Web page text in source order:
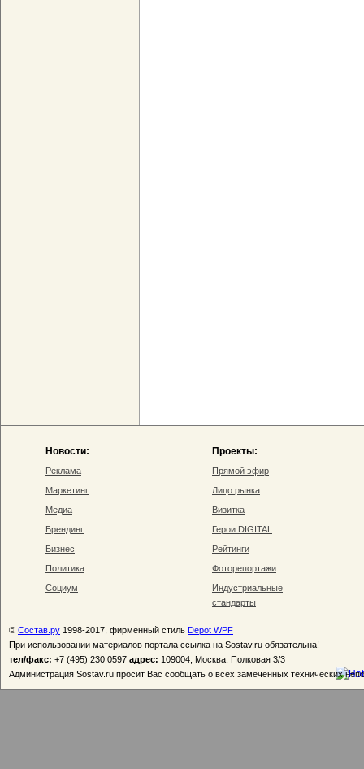
Новости:
Реклама
Маркетинг
Медиа
Брендинг
Бизнес
Политика
Социум
Проекты:
Прямой эфир
Лицо рынка
Визитка
Герои DIGITAL
Рейтинги
Фоторепортажи
Индустриальные
стандарты
© Состав.ру 1998-2017, фирменный стиль Depot WPF
При использовании материалов портала ссылка на Sostav.ru обязательна!
тел/факс: +7 (495) 230 0597 адрес: 109004, Москва, Полковая 3/3
Администрация Sostav.ru просит Вас сообщать о всех замеченных технических